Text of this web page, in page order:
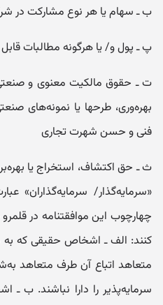
ب ـ سهام یا هر نوع مشارکت در
پ ـ پول و/ یا هرگونه مطالبات
ت ـ حقوق مالکیت معنوی و
بهره‌وری، طرحها یا نمونه‌های
فنی و حسن شهرت تجاری
«سرمایه‌گذار/ سرمایه‌گذاران»
چهارچوب این موافقتنامه در
کنند: الف ـ اشخاص حقیقی که
متعاهد اتباع آن طرف متعاهد
سرمایه‌پذیر را دارا نباشند. ب